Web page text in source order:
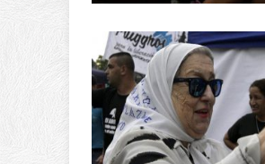
ЛЕНТА НОВОСТЕЙ